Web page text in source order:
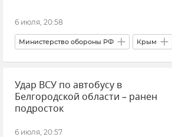
6 июля, 20:58
Министерство обороны РФ Крым
Азовское море Черное море
Атаки ВСУ Атаки ВСУ на Крым
Удар ВСУ по автобусу в
Белгородской области – ранен
подросток
6 июля, 20:57